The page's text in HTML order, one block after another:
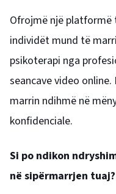
Ofrojmë një platformë
individët mund të
psikoterapi nga
seancave video
marrin ndihmë në
konfidenciale.
Si po ndikon
në sipërmarrjen tuaj?